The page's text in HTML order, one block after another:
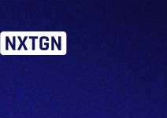
Zum
Inhalt
springen